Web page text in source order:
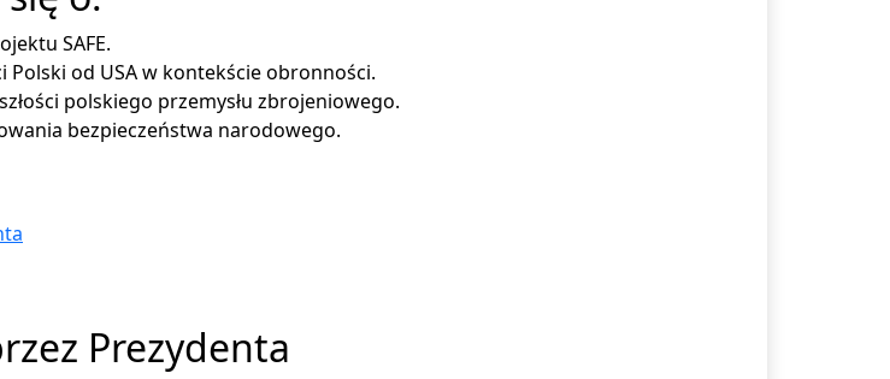
SAFE.
Polski od USA w kontekście obronności.
polskiego przemysłu zbrojeniowego.
bezpieczeństwa narodowego.
Prezydenta